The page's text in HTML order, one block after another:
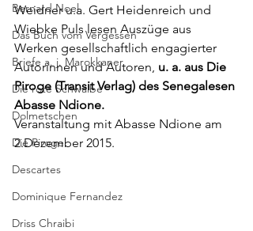
Bernard Noel
Das Buch vom Vergessen
Briefe a. j. Marokkaner
Die rote Schwalbe
Dolmetschen
Die Piroge
Descartes
Dominique Fernandez
Driss Chraibi
Weidner u.a. Gert Heidenreich und
Wiebke Puls lesen Auszüge aus
Werken gesellschaftlich engagierter
Autorinnen und Autoren, u. a. aus Die
Piroge (Transit Verlag) des Senegalesen
Abasse Ndione.
Veranstaltung mit Abasse Ndione am
2.Dezember 2015.